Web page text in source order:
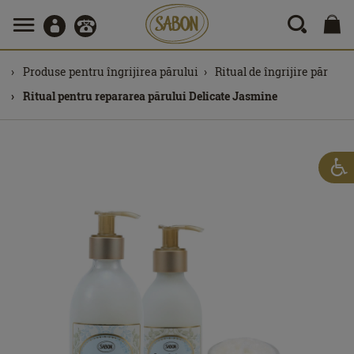
Produse pentru îngrijirea părului
Ritual de îngrijire păr
Ritual pentru repararea părului Delicate Jasmine